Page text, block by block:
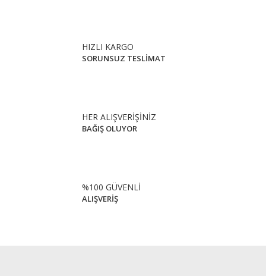
HIZLI KARGO
SORUNSUZ TESLİMAT
HER ALIŞVERİŞİNİZ
BAĞIŞ OLUYOR
%100 GÜVENLİ
ALIŞVERİŞ